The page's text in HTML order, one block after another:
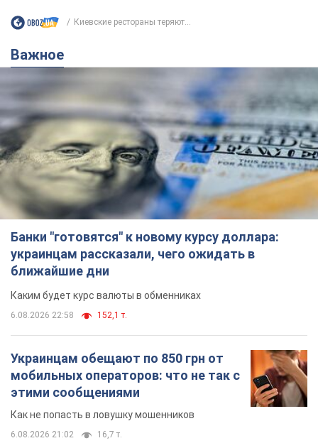
Киевские рестораны теряют...
Важное
Банки "готовятся" к новому курсу доллара:
украинцам рассказали, чего ожидать в
ближайшие дни
Каким будет курс валюты в обменниках
6.08.2026 22:58 152,1 т.
Украинцам обещают по 850 грн от
мобильных операторов: что не так с
этими сообщениями
Как не попасть в ловушку мошенников
6.08.2026 21:02 16,7 т.